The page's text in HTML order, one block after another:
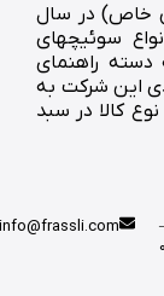
در سال
سوئیچهای
راهنمای
شرکت به
فراسلی بیش از 100 نوع کالا در سبد
info@frassli.com